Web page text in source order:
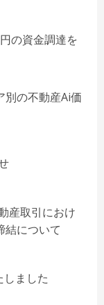
の資金調達を
別の不動産Ai価
産取引におけ
結について
ました